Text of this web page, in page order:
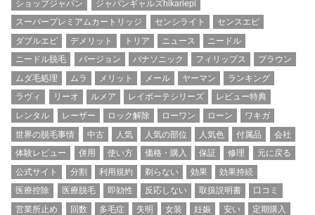
ショップジャパン
ジャパンギャルズhikariepi
スーパープレミアムカートリッジ
センシライト
センスエピ
ダブルエピ
デメリット トリア ニュース
ニードル
ニードル脱毛
バージョン パナソニック フィリップス
ブラウン
ムダ毛処理
ムラ メリット メール ヤーマン
ランキング
ラヴィ
リーオ ルメア レイボーテシリーズ
レビュー特典
レンタル
レーザー ロック解除 ローワン ローン
ワキガ
世界の脱毛事情
中古 人気 人気の部位 人気色 付属品
会社
体験レビュー
併用 使い方 価格・購入 保証 修理
元に戻る
公式サイト
分割 利用規約 剃らない 効果
効果持続
医療控除
医療脱毛 即効性 反応しない 取扱説明書
口コミ
営業所止め
回数 多毛症 失明 女装 妊娠 安い
定期購入